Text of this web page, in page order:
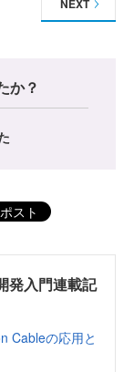
NEXT
か？
ポスト
発入門連載記
Cableの応用と